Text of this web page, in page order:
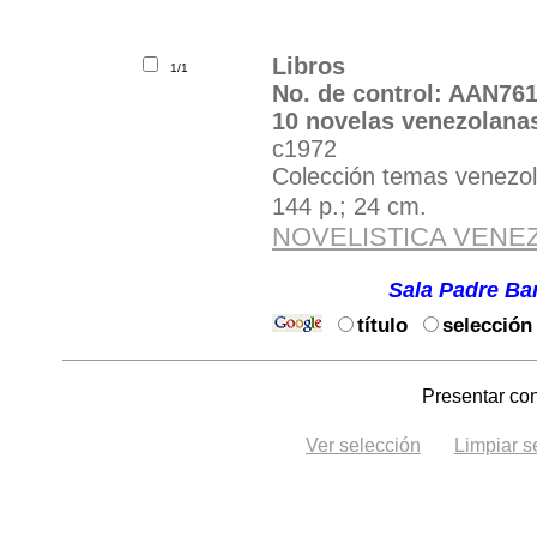
1/1
Libros
No. de control:
10 novelas
c1972
Colección temas
144 p.; 24 cm.
NOVELISTICA
Sala Padre
título selección
Presentar
Ver selección Limpiar